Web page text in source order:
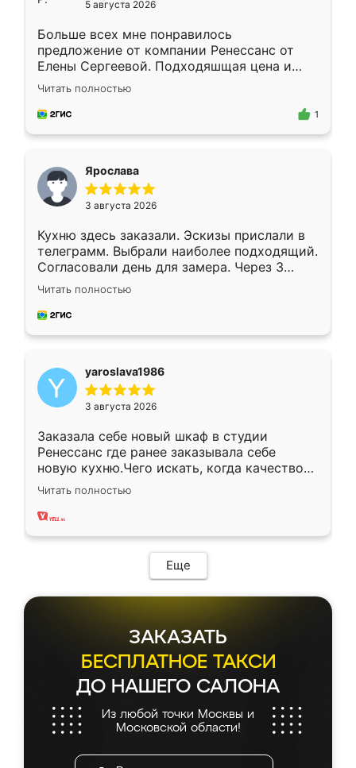
5 августа 2026
Больше всех мне понравилось
предложение от компании Ренессанс от
Елены Сергеевой. Подходяшщая цена и
короткие сроки изготовления. Приехавший
для замера сотрудник Владислав
предложил по моему эскизу самый
Читать полностью
1
Ярослава
3 августа 2026
Кухню здесь заказали. Эскизы прислали в
телеграмм. Выбрали наиболее подходящий.
Согласовали день для замера. Через 3
недели кухня была уже готова. Остались
довольны работой. Спасибо Ренессанс
мебель за качественную работу!
Читать полностью
yaroslava1986
3 августа 2026
Заказала себе новый шкаф в студии
Ренессанс где ранее заказывала себе
новую кухню.Чего искать, когда качеством
вполне довольна. Служит кухня уже почти
два года, нареканий нет.
Читать полностью
Еще
ЗАКАЗАТЬ
БЕСПЛАТНОЕ ТАКСИ
ДО НАШЕГО САЛОНА
Из любой точки Москвы и
Московской области!